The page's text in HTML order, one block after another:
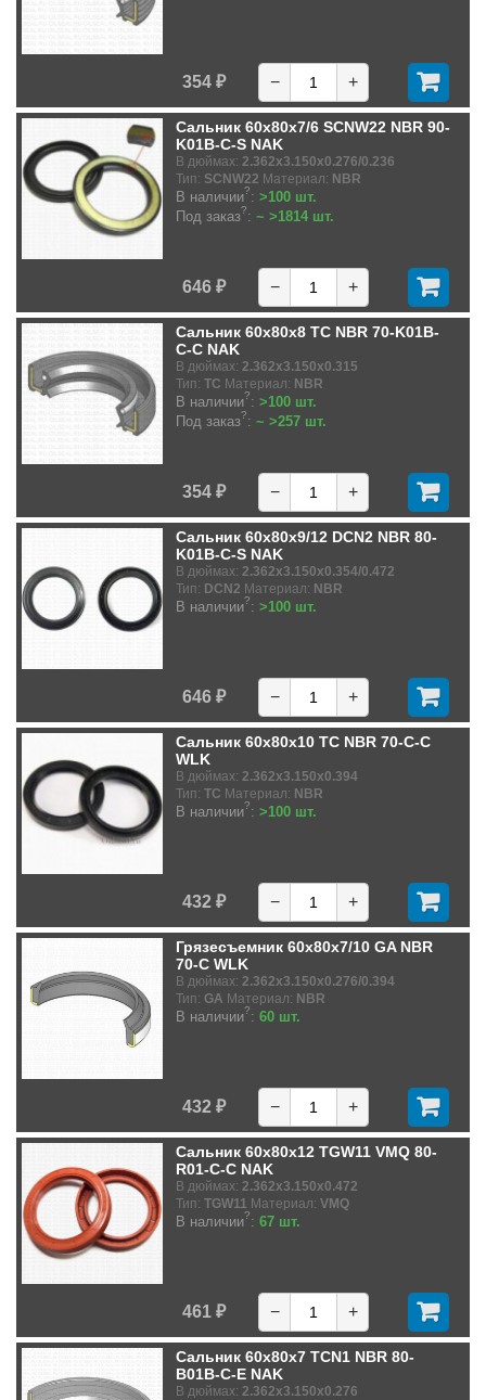
354 ₽ − +
Сальник 60x80x7/6 SCNW22 NBR 90-
K01B-C-S NAK
В дюймах: 2.362x3.150x0.276/0.236
Тип: SCNW22 Материал: NBR
В наличии?: >100 шт.
Под заказ?: ~ >1814 шт.
646 ₽ − +
Сальник 60x80x8 TC NBR 70-K01B-
C-C NAK
В дюймах: 2.362x3.150x0.315
Тип: TC Материал: NBR
В наличии?: >100 шт.
Под заказ?: ~ >257 шт.
354 ₽ − +
Сальник 60x80x9/12 DCN2 NBR 80-
K01B-C-S NAK
В дюймах: 2.362x3.150x0.354/0.472
Тип: DCN2 Материал: NBR
В наличии?: >100 шт.
646 ₽ − +
Сальник 60x80x10 TC NBR 70-C-C
WLK
В дюймах: 2.362x3.150x0.394
Тип: TC Материал: NBR
В наличии?: >100 шт.
432 ₽ − +
Грязесъемник 60x80x7/10 GA NBR
70-C WLK
В дюймах: 2.362x3.150x0.276/0.394
Тип: GA Материал: NBR
В наличии?: 60 шт.
432 ₽ − +
Сальник 60x80x12 TGW11 VMQ 80-
R01-C-C NAK
В дюймах: 2.362x3.150x0.472
Тип: TGW11 Материал: VMQ
В наличии?: 67 шт.
461 ₽ − +
Сальник 60x80x7 TCN1 NBR 80-
B01B-C-E NAK
В дюймах: 2.362x3.150x0.276